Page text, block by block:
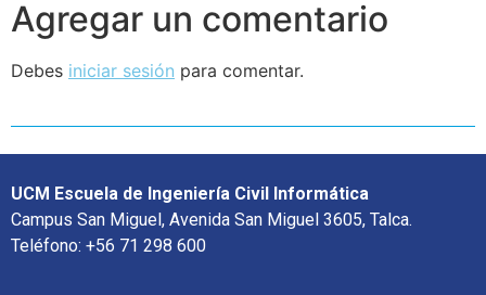
Agregar un comentario
Debes iniciar sesión para comentar.
UCM Escuela de Ingeniería Civil Informática
Campus San Miguel, Avenida San Miguel 3605, Talca.
Teléfono: +56 71 298 600